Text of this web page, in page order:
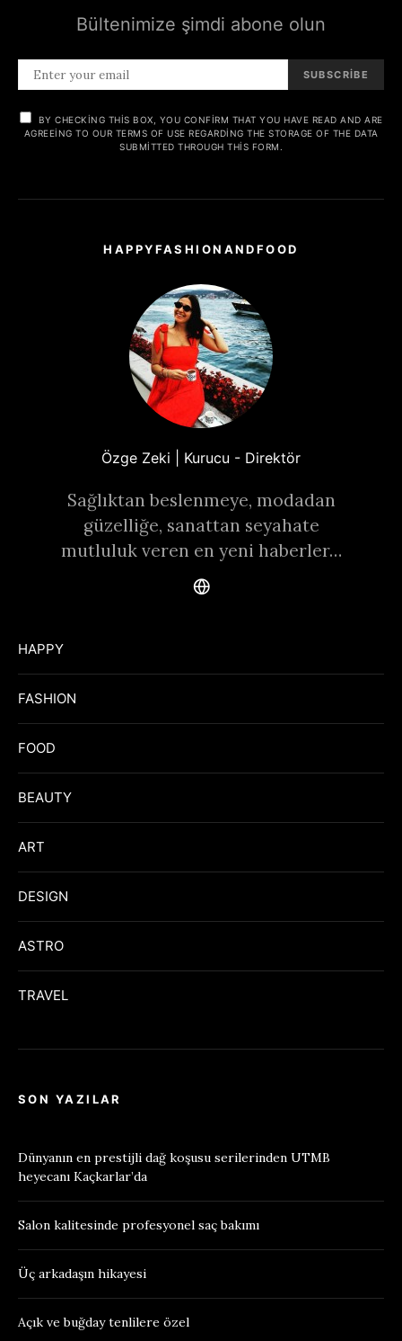
Bültenimize şimdi abone olun
SUBSCRIBE
BY CHECKING THIS BOX, YOU CONFIRM THAT YOU HAVE READ AND ARE
AGREEING TO OUR TERMS OF USE REGARDING THE STORAGE OF THE DATA
SUBMITTED THROUGH THIS FORM.
HAPPYFASHIONANDFOOD
Özge Zeki | Kurucu - Direktör
Sağlıktan beslenmeye, modadan
güzelliğe, sanattan seyahate
mutluluk veren en yeni haberler…
HAPPY
FASHION
FOOD
BEAUTY
ART
DESIGN
ASTRO
TRAVEL
SON YAZILAR
Dünyanın en prestijli dağ koşusu serilerinden UTMB
heyecanı Kaçkarlar’da
Salon kalitesinde profesyonel saç bakımı
Üç arkadaşın hikayesi
Açık ve buğday tenlilere özel